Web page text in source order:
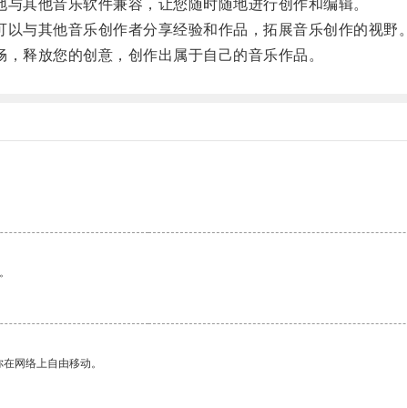
他音乐软件兼容，让您随时随地进行创作和编辑。
其他音乐创作者分享经验和作品，拓展音乐创作的视野。
放您的创意，创作出属于自己的音乐作品。
网络上自由移动。